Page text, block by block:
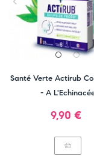
Santé Verte Actirub
- A
Prix
9,90 €